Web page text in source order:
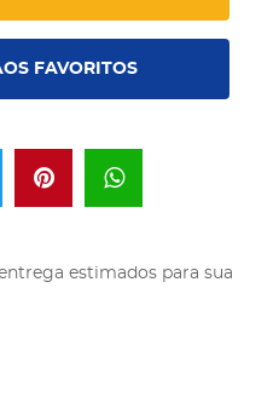
FAVORITOS
estimados para sua